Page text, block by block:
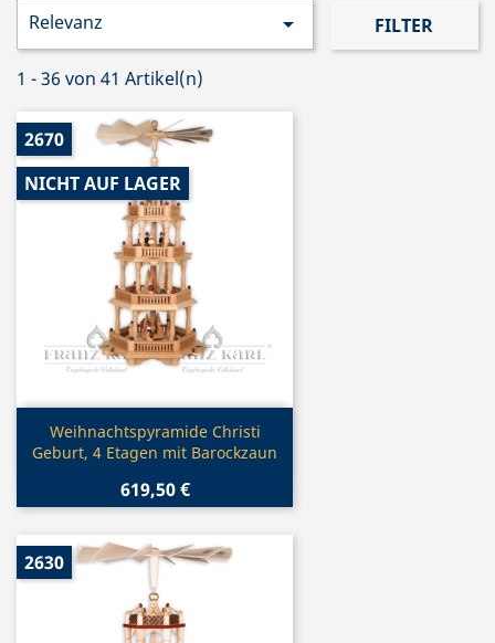
Relevanz  FILTER
1 - 36 von 41 Artikel(n)
Vorschau
Weihnachtspyramide Christi
Geburt, 4 Etagen mit Barockzaun
619,50 €
2670
NICHT AUF LAGER
2630